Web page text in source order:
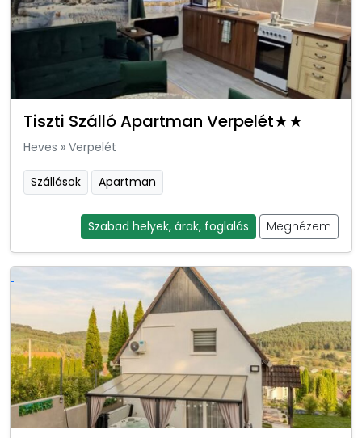
Tiszti Szálló Apartman Verpelét★★
Heves » Verpelét
Szállások Apartman
Szabad helyek, árak, foglalás Megnézem